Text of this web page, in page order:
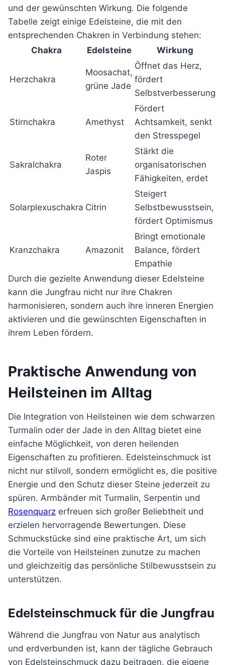
und der gewünschten Wirkung. Die folgende
Tabelle zeigt einige Edelsteine, die mit den
entsprechenden Chakren in Verbindung stehen:
Chakra
Edelsteine Wirkung
Herzchakra
Moosachat,
grüne Jade
Öffnet das Herz,
fördert
Selbstverbesserung
Stirnchakra Amethyst
Fördert
Achtsamkeit, senkt
den Stresspegel
Sakralchakra
Roter
Jaspis
Stärkt die
organisatorischen
Fähigkeiten, erdet
Solarplexuschakra Citrin
Steigert
Selbstbewusstsein,
fördert Optimismus
Kranzchakra Amazonit
Bringt emotionale
Balance, fördert
Empathie
Durch die gezielte Anwendung dieser Edelsteine
kann die Jungfrau nicht nur ihre Chakren
harmonisieren, sondern auch ihre inneren Energien
aktivieren und die gewünschten Eigenschaften in
ihrem Leben fördern.
Praktische Anwendung von
Heilsteinen im Alltag
Die Integration von Heilsteinen wie dem schwarzen
Turmalin oder der Jade in den Alltag bietet eine
einfache Möglichkeit, von deren heilenden
Eigenschaften zu profitieren. Edelsteinschmuck ist
nicht nur stilvoll, sondern ermöglicht es, die positive
Energie und den Schutz dieser Steine jederzeit zu
spüren. Armbänder mit Turmalin, Serpentin und
Rosenquarz erfreuen sich großer Beliebtheit und
erzielen hervorragende Bewertungen. Diese
Schmuckstücke sind eine praktische Art, um sich
die Vorteile von Heilsteinen zunutze zu machen
und gleichzeitig das persönliche Stilbewusstsein zu
unterstützen.
Edelsteinschmuck für die Jungfrau
Während die Jungfrau von Natur aus analytisch
und erdverbunden ist, kann der tägliche Gebrauch
von Edelsteinschmuck dazu beitragen, die eigene